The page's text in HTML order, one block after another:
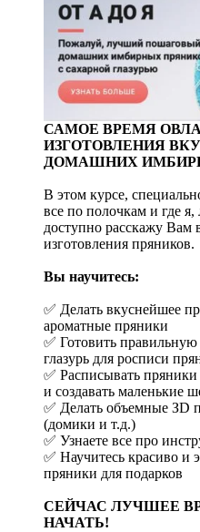
САМОЕ ВРЕМЯ
ИЗГОТОВЛЕНИЯ
ДОМАШНИХ
В этом курсе,
все по полочкам и где
доступно расскажу Вам
изготовления пряников.
Вы научитесь:
✅ Делать вкуснейшее
ароматные пряники
✅ Готовить
глазурь для росписи
✅ Расписывать
и создавать маленькие
✅ Делать объемные ЗD
(домики и т.д.)
✅ Узнаете все про
✅ Научитесь красиво и
пряники для подарков
СЕЙЧАС ЛУЧШЕЕ
НАЧАТЬ!